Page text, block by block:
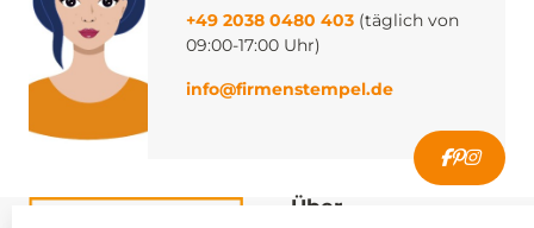
+49 2038 0480 403 (täglich von
09:00-17:00 Uhr)
info@firmenstempel.de
Über